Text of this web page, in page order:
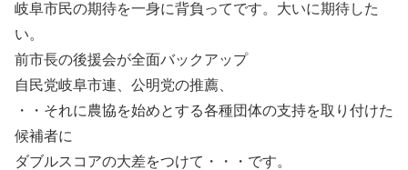
岐阜市民の期待を一身に背負ってです。大いに期待した
い。
前市長の後援会が全面バックアップ
自民党岐阜市連、公明党の推薦、
・・それに農協を始めとする各種団体の支持を取り付けた
候補者に
ダブルスコアの大差をつけて・・・です。